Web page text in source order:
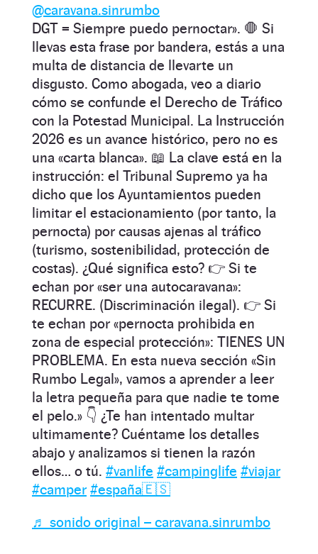
@caravana.sinrumbo
DGT = Siempre puedo pernoctar». 🛑 Si
llevas esta frase por bandera, estás a una
multa de distancia de llevarte un
disgusto. Como abogada, veo a diario
cómo se confunde el Derecho de Tráfico
con la Potestad Municipal. La Instrucción
2026 es un avance histórico, pero no es
una «carta blanca». 📖 La clave está en la
instrucción: el Tribunal Supremo ya ha
dicho que los Ayuntamientos pueden
limitar el estacionamiento (por tanto, la
pernocta) por causas ajenas al tráfico
(turismo, sostenibilidad, protección de
costas). ¿Qué significa esto? 👉 Si te
echan por «ser una autocaravana»:
RECURRE. (Discriminación ilegal). 👉 Si
te echan por «pernocta prohibida en
zona de especial protección»: TIENES UN
PROBLEMA. En esta nueva sección «Sin
Rumbo Legal», vamos a aprender a leer
la letra pequeña para que nadie te tome
el pelo.» 👇 ¿Te han intentado multar
ultimamente? Cuéntame los detalles
abajo y analizamos si tienen la razón
ellos… o tú. #vanlife #campinglife #viajar
#camper #españa🇪🇸
♬ sonido original – caravana.sinrumbo